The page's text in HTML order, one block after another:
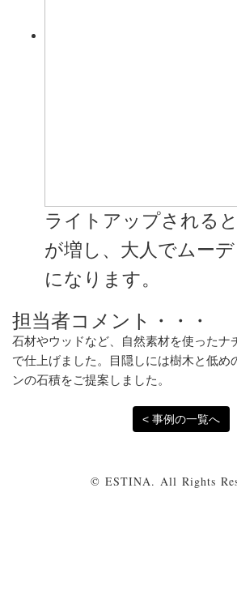
ライトアップされる
が増し、大人でムー
になります。
担当者コメント・・・
石材やウッドなど、自然素材を使ったナ
で仕上げました。目隠しには樹木と低め
ンの石積をご提案しました。
< 事例の一覧へ
© ESTINA. All Rights